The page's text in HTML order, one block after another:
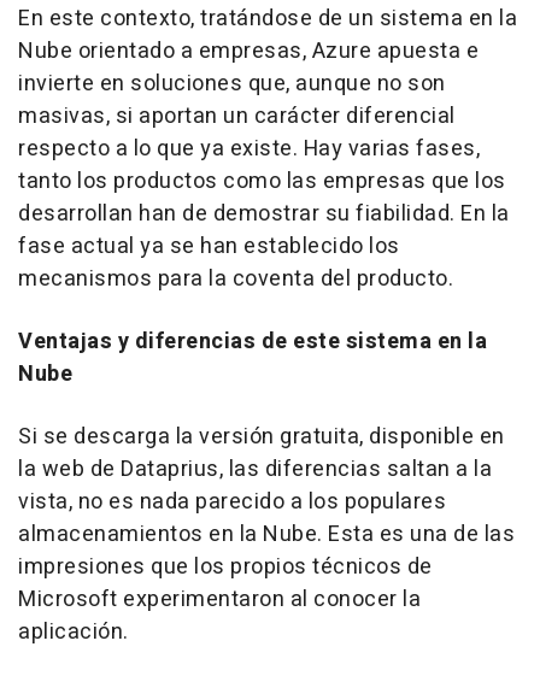
En este contexto, tratándose de un sistema en la
Nube orientado a empresas, Azure apuesta e
invierte en soluciones que, aunque no son
masivas, si aportan un carácter diferencial
respecto a lo que ya existe. Hay varias fases,
tanto los productos como las empresas que los
desarrollan han de demostrar su fiabilidad. En la
fase actual ya se han establecido los
mecanismos para la coventa del producto.
Ventajas y diferencias de este sistema en la
Nube
Si se descarga la versión gratuita, disponible en
la web de Dataprius, las diferencias saltan a la
vista, no es nada parecido a los populares
almacenamientos en la Nube. Esta es una de las
impresiones que los propios técnicos de
Microsoft experimentaron al conocer la
aplicación.